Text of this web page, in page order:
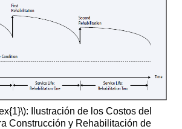
: Ilustración de los Costos del
Construcción y Rehabilitación de